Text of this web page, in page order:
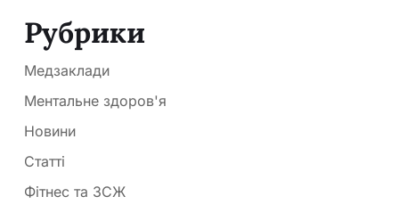
Рубрики
Медзаклади
Ментальне здоров'я
Новини
Статті
Фітнес та ЗСЖ